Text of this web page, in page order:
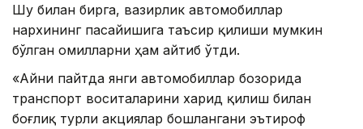
Шу билан бирга, вазирлик автомобиллар
нархининг пасайишига таъсир қилиши мумкин
бўлган омилларни ҳам айтиб ўтди.
«Айни пайтда янги автомобиллар бозорида
транспорт воситаларини харид қилиш билан
боғлиқ турли акциялар бошлангани эътироф